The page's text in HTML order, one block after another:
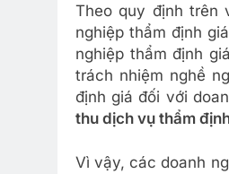
Theo quy định trên
nghiệp thẩm định
nghiệp thẩm định
trách nhiệm nghề
định giá đối với
thu dịch vụ thẩm
Vì vậy, các doanh